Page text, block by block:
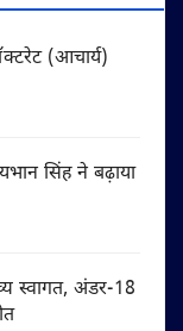
(आचार्य)
सिंह ने बढ़ाया
स्वागत, अंडर-18